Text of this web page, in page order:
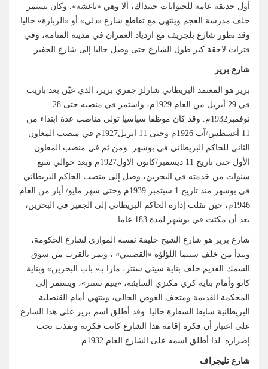
أول حديقة عامة للحيوانات حينذاك، ألا وهي «باغشه». وكان يستمر
خلف مدرسة العجم وينتهي مع تقاطع شارع «دلي» أو «الزبارة» حاليا.
وقد تطور شارع بلجريف مع ازدياد العمران في مدينة المنامة، وفي
فترات لاحقة كبر طول الشارع حتى وصل حاليا إلى شارع الجفير.
شارع برير
برير هو المعتمد البريطاني شارلز جفري برير، الذي عيّن بعد باريت
في 29 أبريل من العام 1929م، واستمر في منصبه حتى 28
نوفمبر1932م. وقد كان موظفا سياسيا تولى مناصب عدة ابتداء من
11 أغسطس/آب 1926م وحتى 11 ابريل1927م في منصب المعاون
الثاني للحاكم البريطاني في بوشهر. ومن ثم في منصب المعاون
الأول حتى تاريخ 11 ديسمبر/كانون الاول1927م وبعد حوالي سبع
سنوات من خدمته في البحرين، وصل إلى منصب الحاكم البريطاني
في بوشهر منذ تاريخ 1 سبتمبر 1939م وحتى شهر مايو/ أيار من العام
1946م، حين نقلت إدارة الحاكم البريطاني إلى الجفير في البحرين،
بعد أن مكثت في بوشهر لمدة 183 عاما.
شارع برير هو شارع الشيخ خليفة نفسه الموازي لشارع الحكومة،
ويبدأ من خلف سينما اللؤلؤة «القصيبي» ، ويمر بالقرب من سوق
السمك القديم خلف بناية سيتي سنتر، مارا بـ« باب البحرين» وبناية
كانو وأمام بناية كري مكنزي السابقة، «يتيم سنتر»، ويستمر إلى
المحكمة القديمة ومتحف الغوص الحالي، وينتهي أمام القنصلية
البريطانية سابقا السفارة حاليا. وقد أطلق اسم برير على هذا الشارع
على اعتبار أن فكرة إقامة هذا الشارع كانت فكرته ونفذت تحت
إصراره. لذا أطلق اسمه على الشارع العام 1932م.
شارع تليجراف